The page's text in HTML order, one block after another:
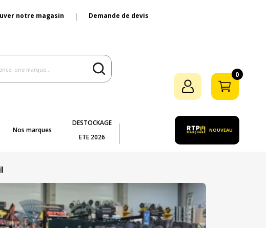
notre magasin Demande de devis
0
Nos marques
DESTOCKAGE
ETE 2026
NOUVEAU